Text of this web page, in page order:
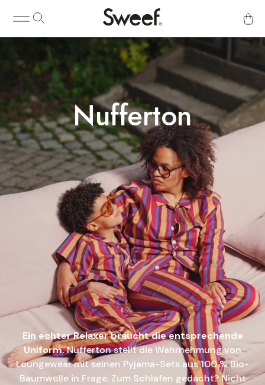
Nufferton
Ein echter Relaxer braucht die entsprechende
Uniform.Nufferton stellt die Wahrnehmung von
Loungewear mit seinen Pyjama-Sets aus 100 % Bio-
Baumwolle in Frage. Zum Schlafen gedacht? Nicht